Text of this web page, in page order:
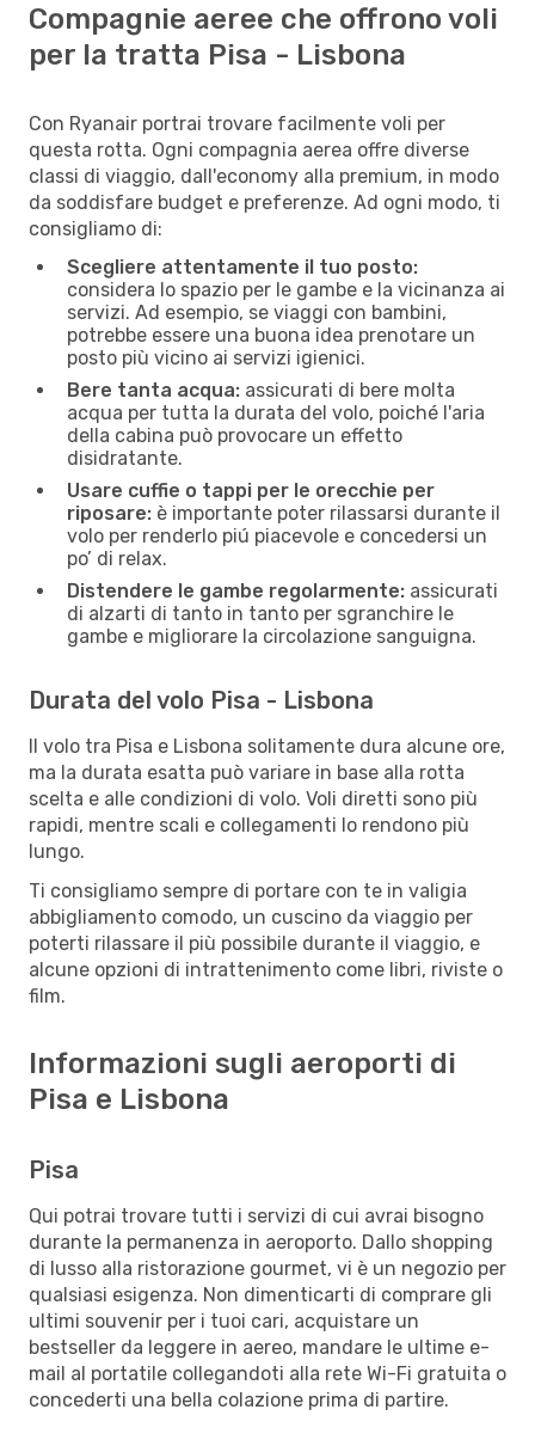
Compagnie aeree che offrono voli
per la tratta Pisa - Lisbona
Con Ryanair portrai trovare facilmente voli per
questa rotta. Ogni compagnia aerea offre diverse
classi di viaggio, dall'economy alla premium, in modo
da soddisfare budget e preferenze. Ad ogni modo, ti
consigliamo di:
Scegliere attentamente il tuo posto:
considera lo spazio per le gambe e la vicinanza ai
servizi. Ad esempio, se viaggi con bambini,
potrebbe essere una buona idea prenotare un
posto più vicino ai servizi igienici.
Bere tanta acqua: assicurati di bere molta
acqua per tutta la durata del volo, poiché l'aria
della cabina può provocare un effetto
disidratante.
Usare cuffie o tappi per le orecchie per
riposare: è importante poter rilassarsi durante il
volo per renderlo piú piacevole e concedersi un
po’ di relax.
Distendere le gambe regolarmente: assicurati
di alzarti di tanto in tanto per sgranchire le
gambe e migliorare la circolazione sanguigna.
Durata del volo Pisa - Lisbona
Il volo tra Pisa e Lisbona solitamente dura alcune ore,
ma la durata esatta può variare in base alla rotta
scelta e alle condizioni di volo. Voli diretti sono più
rapidi, mentre scali e collegamenti lo rendono più
lungo.
Ti consigliamo sempre di portare con te in valigia
abbigliamento comodo, un cuscino da viaggio per
poterti rilassare il più possibile durante il viaggio, e
alcune opzioni di intrattenimento come libri, riviste o
film.
Informazioni sugli aeroporti di
Pisa e Lisbona
Pisa
Qui potrai trovare tutti i servizi di cui avrai bisogno
durante la permanenza in aeroporto. Dallo shopping
di lusso alla ristorazione gourmet, vi è un negozio per
qualsiasi esigenza. Non dimenticarti di comprare gli
ultimi souvenir per i tuoi cari, acquistare un
bestseller da leggere in aereo, mandare le ultime e-
mail al portatile collegandoti alla rete Wi-Fi gratuita o
concederti una bella colazione prima di partire.